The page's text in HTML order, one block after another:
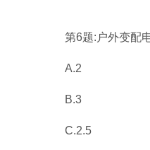
第6题:户外变配
A.2
B.3
C.2.5